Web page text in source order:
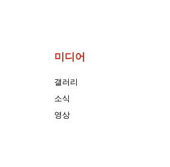
미디어
갤러리
소식
영상